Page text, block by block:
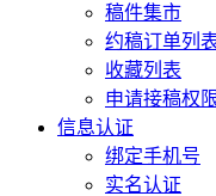
稿件集市
约稿订单列
收藏列表
申请接稿权
信息认证
绑定手机号
实名认证